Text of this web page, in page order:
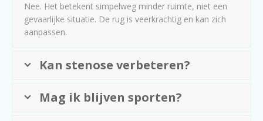
Nee. Het betekent simpelweg minder ruimte, niet een
gevaarlijke situatie. De rug is veerkrachtig en kan zich
aanpassen.
Kan stenose verbeteren?
Mag ik blijven sporten?